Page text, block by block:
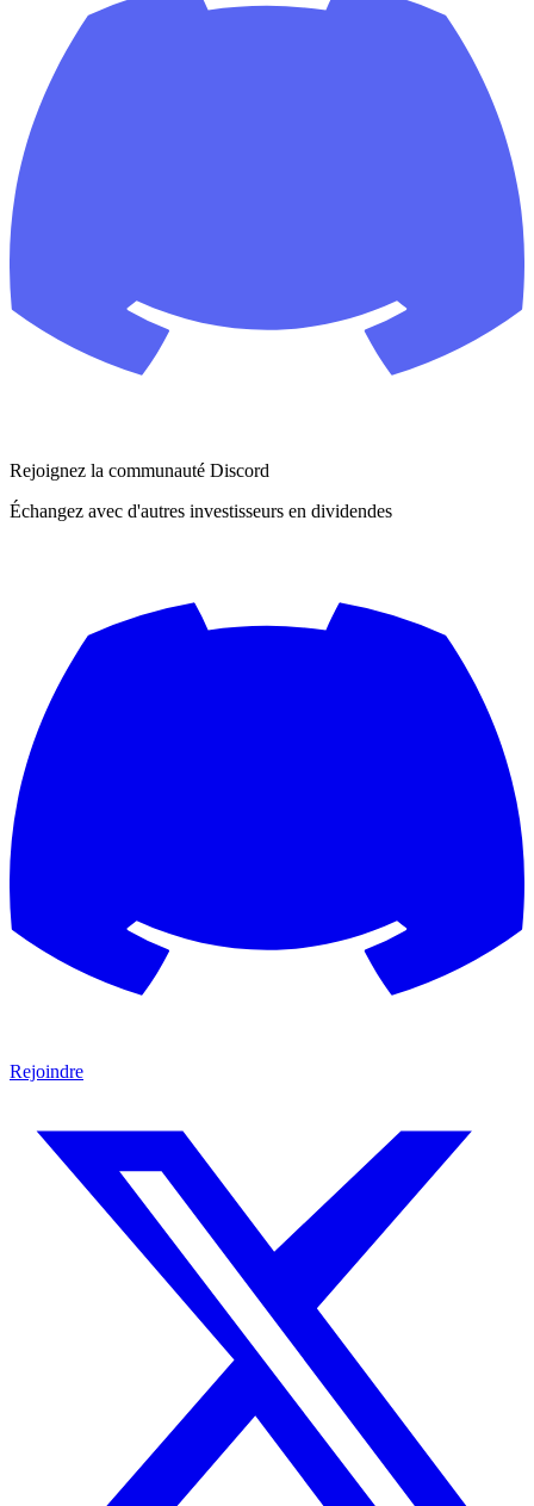
Rejoignez la communauté Discord
Échangez avec d'autres investisseurs en dividendes
Rejoindre